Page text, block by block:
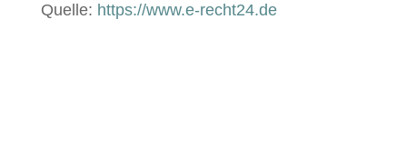
Quelle: https://www.e‑recht24.de